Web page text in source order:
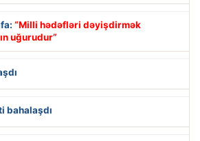
“Milli hədəfləri dəyişdirmək
uğurudur”
bahalaşdı